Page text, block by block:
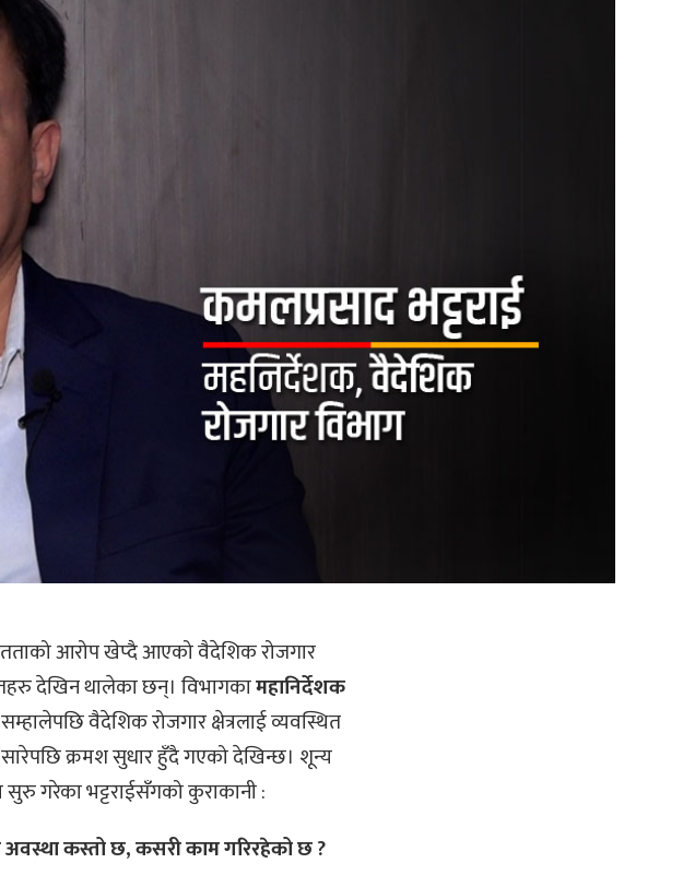
आरोप खेप्दै आएको वैदेशिक रोजगार
देखिन थालेका छन्। विभागकामहानिर्देशक
वैदेशिक रोजगार क्षेत्रलाई व्यवस्थित
सारेपछि क्रमश सुधार हुँदै गएको देखिन्छ। शून्य
गरेका भट्टराईसँगको कुराकानी :
कस्तो छ, कसरी काम गरिरहेको छ ?